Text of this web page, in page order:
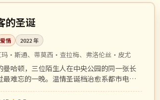
的圣诞
爱情 2022年
玛·斯通、蒂莫西·查拉梅、弗洛伦丝·皮尤
曼哈顿，三位陌生人在中央公园的同一张长
最难忘的一晚。温情圣诞档治愈系都市电